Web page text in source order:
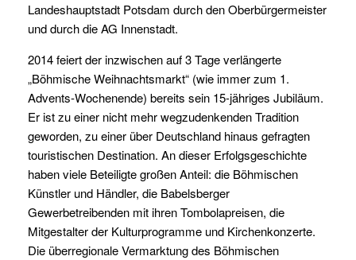
Landeshauptstadt Potsdam durch den Oberbürgermeister
und durch die AG Innenstadt.
2014 feiert der inzwischen auf 3 Tage verlängerte
„Böhmische Weihnachtsmarkt“ (wie immer zum 1.
Advents-Wochenende) bereits sein 15-jähriges Jubiläum.
Er ist zu einer nicht mehr wegzudenkenden Tradition
geworden, zu einer über Deutschland hinaus gefragten
touristischen Destination. An dieser Erfolgsgeschichte
haben viele Beteiligte großen Anteil: die Böhmischen
Künstler und Händler, die Babelsberger
Gewerbetreibenden mit ihren Tombolapreisen, die
Mitgestalter der Kulturprogramme und Kirchenkonzerte.
Die überregionale Vermarktung des Böhmischen